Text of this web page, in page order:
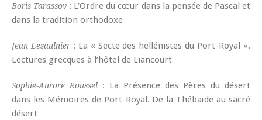
Boris Tarassov : L’Ordre du cœur dans la pensée de Pascal et
dans la tradition orthodoxe
Jean Lesaulnier: La « Secte des hellénistes du Port-Royal ».
Lectures grecques à l’hôtel de Liancourt
Sophie-Aurore Roussel : La Présence des Pères du désert
dans les Mémoires de Port-Royal. De la Thébaïde au sacré
désert